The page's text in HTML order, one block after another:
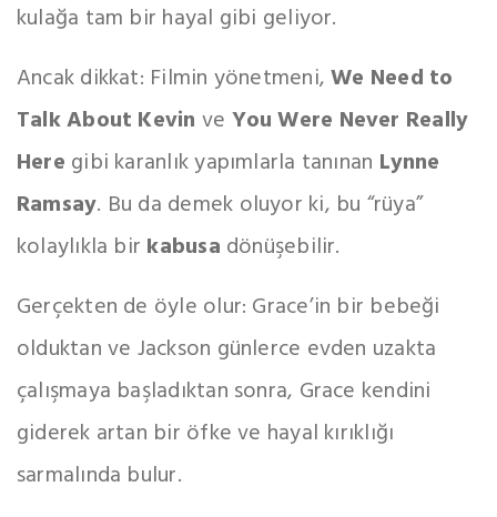
kulağa tam bir hayal gibi geliyor.
Ancak dikkat: Filmin yönetmeni,We Need to
Talk About Kevin ve You Were Never Really
Here gibi karanlık yapımlarla tanınan Lynne
Ramsay. Bu da demek oluyor ki, bu “rüya”
kolaylıkla bir kabusa dönüşebilir.
Gerçekten de öyle olur: Grace’in bir bebeği
olduktan ve Jackson günlerce evden uzakta
çalışmaya başladıktan sonra, Grace kendini
giderek artan bir öfke ve hayal kırıklığı
sarmalında bulur.